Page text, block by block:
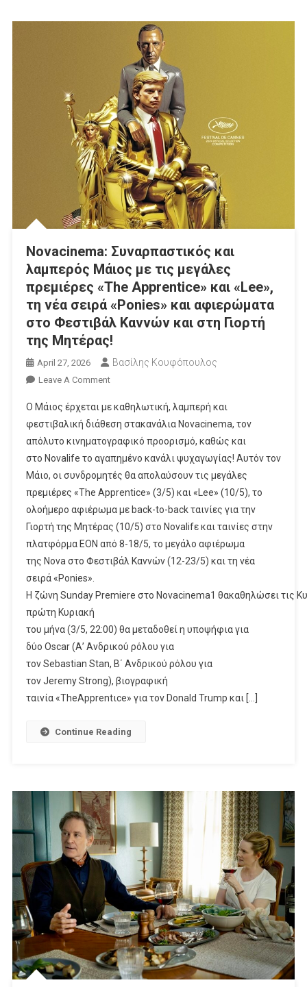
Novacinema: Συναρπαστικός και
λαμπερός Μάιος με τις μεγάλες
πρεμιέρες «The Apprentice» και «Lee»,
τη νέα σειρά «Ponies» και αφιερώματα
στο Φεστιβάλ Καννών και στη Γιορτή
της Μητέρας!
April 27, 2026 Βασίλης Κουφόπουλος
Leave A CommentOn
Συναρπαστικός
Και
Λαμπερός
Μάιος
Με Τις Μεγάλες
Πρεμιέρες «The Apprentice»
Και
«Lee»,
Τη Νέα Σειρά
Και
Στο Φεστιβάλ
Και Στη Γιορτή
Της
Μητέρας!
Ο Μάιος έρχεται με καθηλωτική, λαμπερή και
φεστιβαλική διάθεση στακανάλια Novacinema, τον
απόλυτο κινηματογραφικό προορισμό, καθώς και
στο Novalife το αγαπημένο κανάλι ψυχαγωγίας! Αυτόν τον
Μάιο, οι συνδρομητές θα απολαύσουν τις μεγάλες
πρεμιέρες «The Apprentice» (3/5) και «Lee» (10/5), το
ολοήμερο αφιέρωμα με back-to-back ταινίες για την
Γιορτή της Μητέρας (10/5) στο Novalifε και ταινίες στην
πλατφόρμα ΕΟΝ από 8-18/5, το μεγάλο αφιέρωμα
της Nova στο Φεστιβάλ Καννών (12-23/5) και τη νέα
σειρά «Ponies».
Η ζώνη Sunday Premiere στο Novacinema1 θακαθηλώσει τις
πρώτη Κυριακή
του μήνα (3/5, 22:00) θα μεταδοθεί η υποψήφια για
δύο Oscar (Α’ Ανδρικού ρόλου για
τον Sebastian Stan, Β΄ Ανδρικού ρόλου για
τον Jeremy Strong), βιογραφική
ταινία «TheApprentιce» για τον Donald Trump και […]
Continue Reading